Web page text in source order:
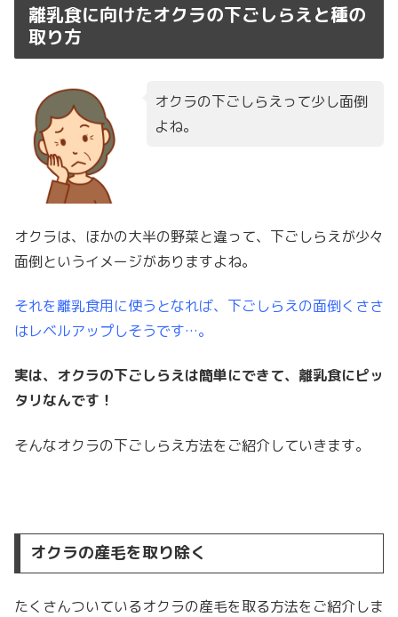
離乳食に向けたオクラの下ごしらえと種の
取り方
オクラの下ごしらえって少し面倒
よね。
オクラは、ほかの大半の野菜と違って、下ごしらえが少々
面倒というイメージがありますよね。
それを離乳食用に使うとなれば、下ごしらえの面倒くささ
はレベルアップしそうです…。
実は、オクラの下ごしらえは簡単にできて、離乳食にピッ
タリなんです！
そんなオクラの下ごしらえ方法をご紹介していきます。
オクラの産毛を取り除く
たくさんついているオクラの産毛を取る方法をご紹介しま